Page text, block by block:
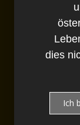
Du
18.
dies
Ich